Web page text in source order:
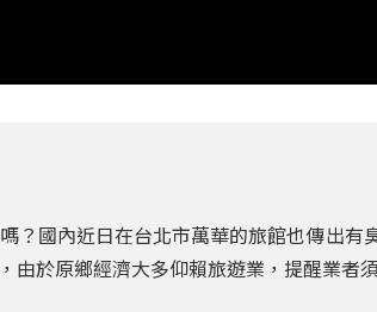
？國內近日在台北市萬華的旅館也傳出有
於原鄉經濟大多仰賴旅遊業，提醒業者